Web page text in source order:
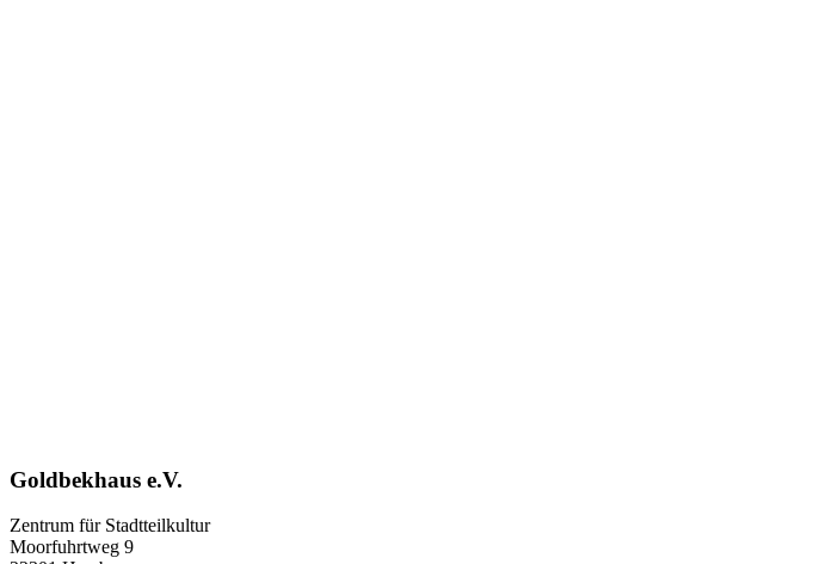
Goldbekhaus e.V.
Zentrum für Stadtteilkultur
Moorfuhrtweg 9